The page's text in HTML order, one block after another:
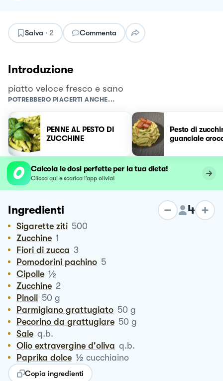
Salva · 2 Commenta
Introduzione
piatto veloce fresco e sano
POTREBBERO PIACERTI ANCHE...
PENNE AL PESTO DI
ZUCCHINE
Pesto di
guanciale
Calcola le dosi perfette per la tua dieta!
Clicca qui e scarica l’app olivia!
Ingredienti 4
Sigarette ziti 500
Zucchine 1
Fiori di zucca 3
Pomodorini pachino 5
Cipolle ½
Zucchine 2
Pinoli 50 g
Parmigiano grattugiato 50 g
Pecorino da grattugiare 50 g
Sale q.b.
Olio extravergine d'oliva q.b.
Paprika dolce ½ cucchiaino
Copia ingredienti